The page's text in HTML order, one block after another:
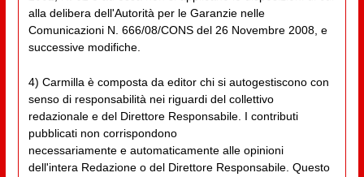
alla delibera dell'Autorità per le Garanzie nelle
Comunicazioni N. 666/08/CONS del 26 Novembre 2008, e
successive modifiche.
4) Carmilla è composta da editor chi si autogestiscono con
senso di responsabilità nei riguardi del collettivo
redazionale e del Direttore Responsabile. I contributi
pubblicati non corrispondono
necessariamente e automaticamente alle opinioni
dell'intera Redazione o del Direttore Responsabile. Questo